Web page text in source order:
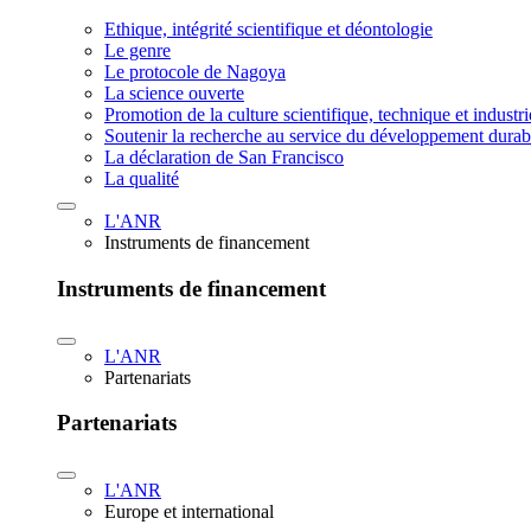
Ethique, intégrité scientifique et déontologie
Le genre
Le protocole de Nagoya
La science ouverte
Promotion de la culture scientifique, technique et
Soutenir la recherche au service du développement
La déclaration de San Francisco
La qualité
L'ANR
Instruments de financement
Instruments de financement
L'ANR
Partenariats
Partenariats
L'ANR
Europe et international